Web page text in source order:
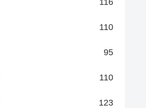
110
95
110
123